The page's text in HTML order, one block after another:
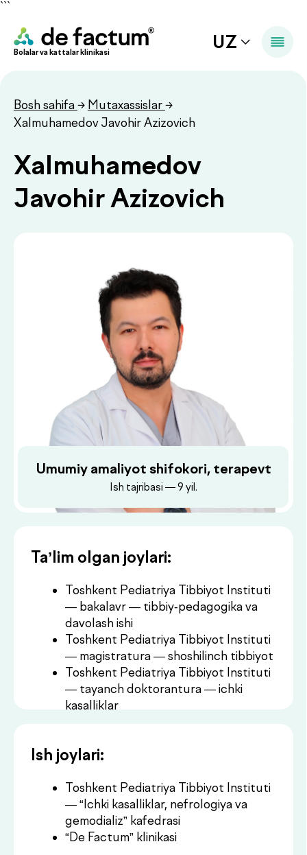
```
Bolalar va kattalar klinikasi
Xalmuhamedov Javohir Azizovich
Xalmuhamedov
Javohir Azizovich
Ta’lim olgan joylari:
Toshkent Pediatriya Tibbiyot Instituti
— bakalavr — tibbiy-pedagogika va
Toshkent Pediatriya Tibbiyot Instituti
— tayanch doktorantura — ichki
kasalliklar
Ish joylari:
Malaka oshirish:
Tibbiyot sohasidagi yutuqlar:
Toshkent Pediatriya Tibbiyot Instituti
— “Ichki kasalliklar, nefrologiya va
gemodializ” kafedrasi
“De Factum” klinikasi
Open Medical Institute —
pulmonologiya, kardiologiya va oilaviy
Zalsburg, Avstriya
Shifokorlar malakasini oshirish markazi
— ekstrakorporal detoksikatsiya
(gemodializ)
Umumiy amaliyot shifokori, terapevt
Ish tajribasi — 9 yil.